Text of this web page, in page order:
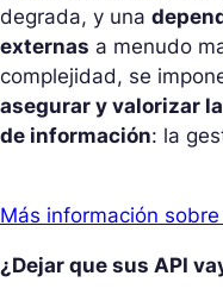
degrada, y una
externas a menudo
complejidad, se
asegurar y valorizar
de información: la
Más información
¿Dejar que sus API